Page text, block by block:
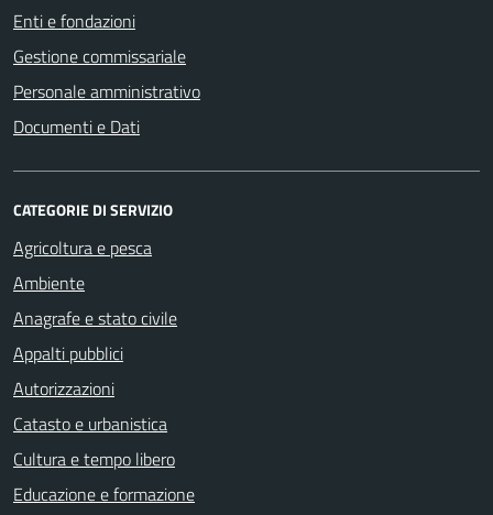
Enti e fondazioni
Gestione commissariale
Personale amministrativo
Documenti e Dati
CATEGORIE DI SERVIZIO
Agricoltura e pesca
Ambiente
Anagrafe e stato civile
Appalti pubblici
Autorizzazioni
Catasto e urbanistica
Cultura e tempo libero
Educazione e formazione